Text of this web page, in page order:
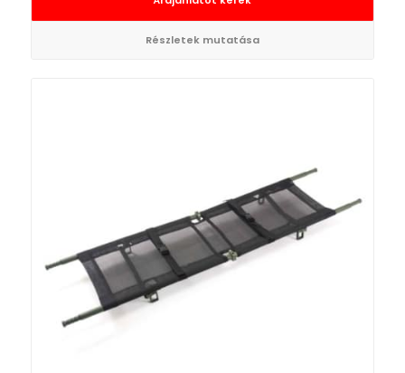
Részletek mutatása